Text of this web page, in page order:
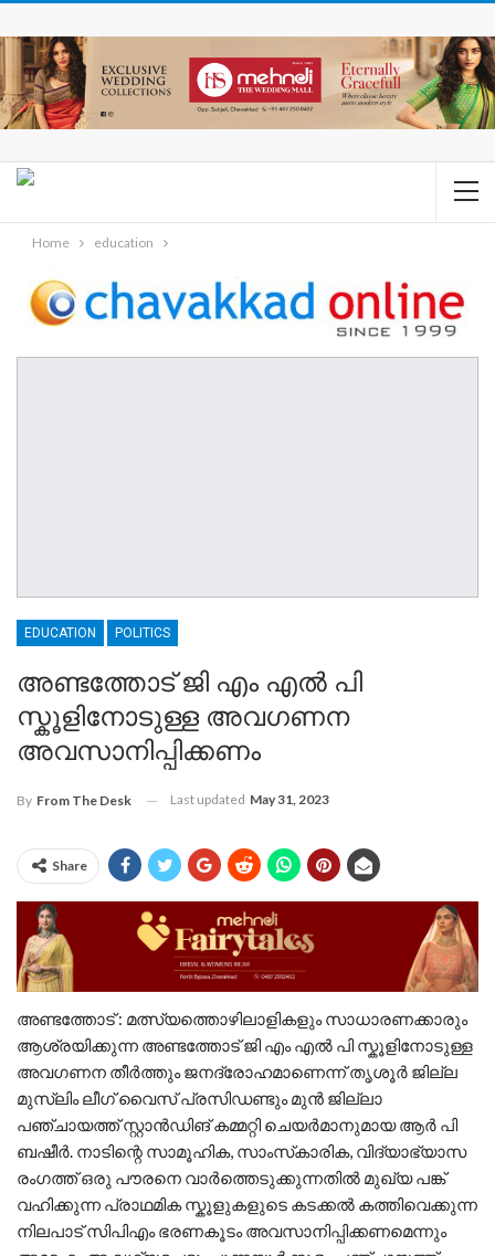
Home education
EDUCATION POLITICS
അണ്ടത്തോട് ജി എം എൽ പി
സ്കൂളിനോടുള്ള അവഗണന
അവസാനിപ്പിക്കണം
By From The Desk Last updated May 31, 2023
Share
അണ്ടത്തോട് : മത്സ്യത്തൊഴിലാളികളും സാധാരണക്കാരും
ആശ്രയിക്കുന്ന അണ്ടത്തോട് ജി എം എൽ പി സ്കൂളിനോടുള്ള
അവഗണന തീർത്തും ജനദ്രോഹമാണെന്ന് തൃശൂർ ജില്ല
മുസ്ലിം ലീഗ് വൈസ് പ്രസിഡണ്ടും മുൻ ജില്ലാ
പഞ്ചായത്ത് സ്റ്റാൻഡിങ് കമ്മറ്റി ചെയർമാനുമായ ആർ പി
ബഷീർ. നാടിന്റെ സാമൂഹിക, സാംസ്‌കാരിക, വിദ്യാഭ്യാസ
രംഗത്ത് ഒരു പൗരനെ വാർത്തെടുക്കുന്നതിൽ മുഖ്യ പങ്ക്
വഹിക്കുന്ന പ്രാഥമിക സ്കൂളുകളുടെ കടക്കൽ കത്തിവെക്കുന്ന
നിലപാട് സിപിഎം ഭരണകൂടം അവസാനിപ്പിക്കണമെന്നും